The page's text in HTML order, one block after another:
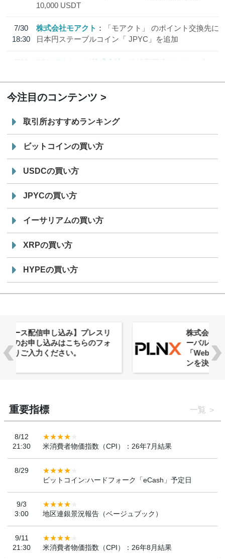
10,000 USDT
7/30
18:30
株式会社モアクト
「モアクト」 のポイント交換先に
日本円ステーブルコイン「 JPYC」を追加
7/29
SBI VCトレード株式会社
信託型円建てステーブル
今注目のコンテンツ
取引所おすすめランキング
ビットコインの買い方
USDCの買い方
JPYCの買い方
イーサリアムの買い方
XRPの買い方
HYPEの買い方
株式会社PlnX、アジア最大級のグロ
ーバルWeb3カンファレンス
「WebX2026」とのコラボレーショ
重要指標 一覧
8/12
21:30
米消費者物価指数（CPI）：26年7月結果
8/29
ビットコイン:ハードフォーク「eCash」予定日
9/3
3:00
地区連銀景況報告（ベージュブック）
9/11
21:30
米消費者物価指数（CPI）：26年8月結果